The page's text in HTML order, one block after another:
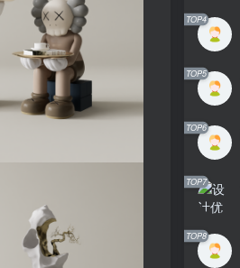
TOP4
TOP5
TOP6
TOP7
TOP8